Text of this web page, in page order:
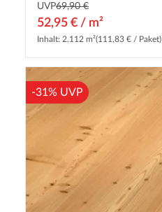
UVP69,90 €
52,95 € / m²
Inhalt: 2.112 m²(111,83 € / Paket)
-31% UVP